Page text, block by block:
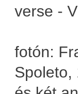
verse -
fotón:
Spoleto,